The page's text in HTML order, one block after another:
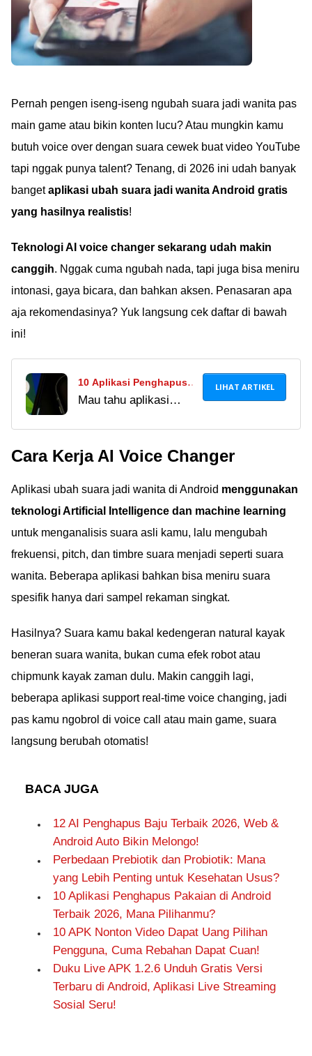
Pernah pengen iseng-iseng ngubah suara jadi wanita pas
main game atau bikin konten lucu? Atau mungkin kamu
butuh voice over dengan suara cewek buat video YouTube
tapi nggak punya talent? Tenang, di 2026 ini udah banyak
bangetaplikasi ubah suara jadi wanita Android gratis
yang hasilnya realistis!
Teknologi AI voice changer sekarang udah makin
canggih. Nggak cuma ngubah nada, tapi juga bisa meniru
intonasi, gaya bicara, dan bahkan aksen. Penasaran apa
aja rekomendasinya? Yuk langsung cek daftar di bawah
ini!
10 Aplikasi Penghapus
Pakaian di Android
Mau tahu aplikasi
terbaik 2026? Simak
10 AI clothes remover
terbaru, lengkap
dengan risiko dan tips
LIHAT ARTIKEL
Cara Kerja AI Voice Changer
Aplikasi ubah suara jadi wanita di Android menggunakan
teknologi Artificial Intelligence dan machine learning
untuk menganalisis suara asli kamu, lalu mengubah
frekuensi, pitch, dan timbre suara menjadi seperti suara
wanita. Beberapa aplikasi bahkan bisa meniru suara
spesifik hanya dari sampel rekaman singkat.
Hasilnya? Suara kamu bakal kedengeran natural kayak
beneran suara wanita, bukan cuma efek robot atau
chipmunk kayak zaman dulu. Makin canggih lagi,
beberapa aplikasi support real-time voice changing, jadi
pas kamu ngobrol di voice call atau main game, suara
langsung berubah otomatis!
BACA JUGA
12 AI Penghapus Baju Terbaik 2026, Web &
Android Auto Bikin Melongo!
Perbedaan Prebiotik dan Probiotik: Mana
yang Lebih Penting untuk Kesehatan Usus?
10 Aplikasi Penghapus Pakaian di Android
Terbaik 2026, Mana Pilihanmu?
10 APK Nonton Video Dapat Uang Pilihan
Pengguna, Cuma Rebahan Dapat Cuan!
Duku Live APK 1.2.6 Unduh Gratis Versi
Terbaru di Android, Aplikasi Live Streaming
Sosial Seru!